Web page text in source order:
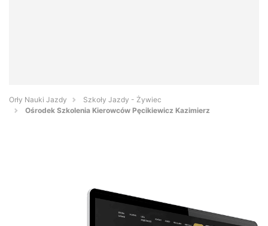
Orły Nauki Jazdy
Szkoły Jazdy - Żywiec
Ośrodek Szkolenia Kierowców Pęcikiewicz Kazimierz